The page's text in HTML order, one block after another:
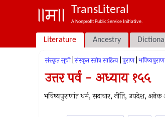
TransLiteral
A Nonprofit Public Service Initiative.
Literature Ancestry
संस्कृत सूची संस्कृत स्तोत्र साहित्य पुराण भविष्यपुराण
उत्तर पर्व - अध्याय १५५
भविष्यपुराणांत धर्म, सदाचार, नीति, उपदेश, अनेक